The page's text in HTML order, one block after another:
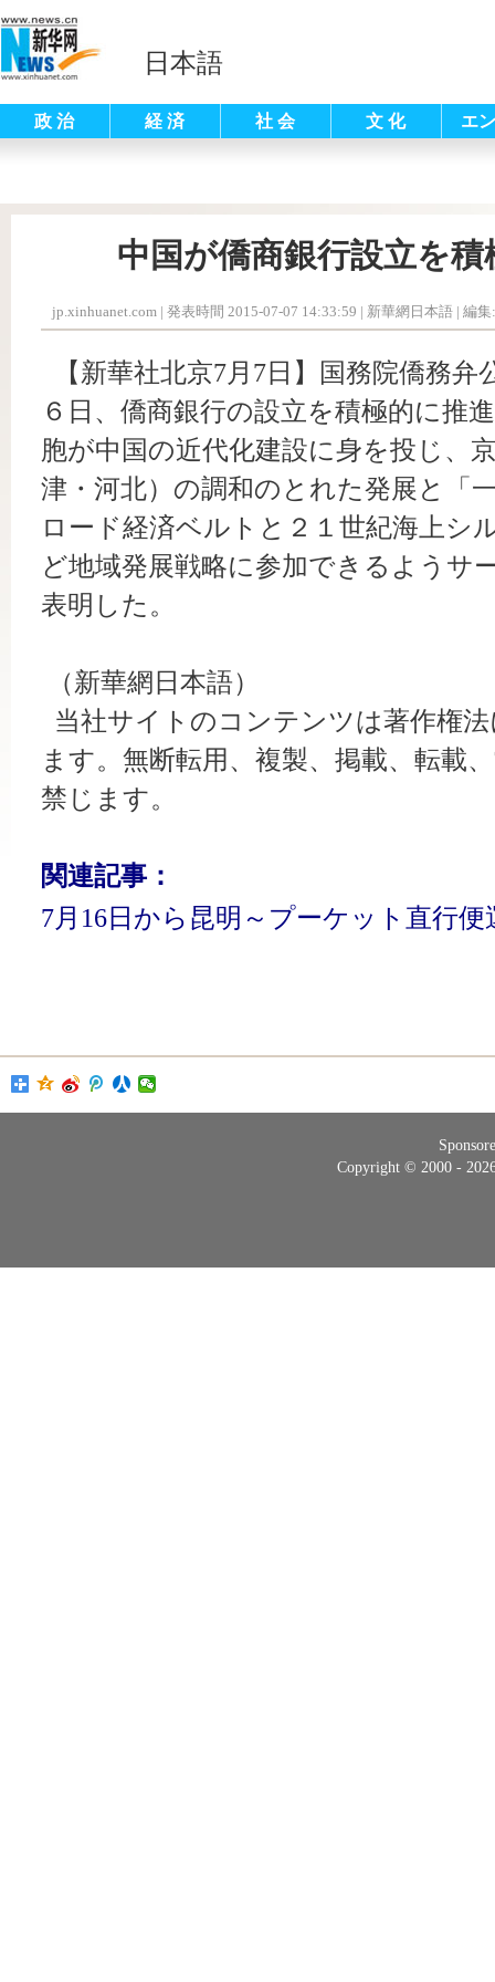
日本語
政 治 経 済 社 会 文 化 エ
中国が僑商銀行設立を
jp.xinhuanet.com | 発表時間 2015-07-07 14:33:59 | 新華網日本語 | 編集
【新華社北京7月7日】国務院僑務弁
６日、僑商銀行の設立を積極的に推
胞が中国の近代化建設に身を投じ、
津・河北）の調和のとれた発展と「
ロード経済ベルトと２１世紀海上シ
ど地域発展戦略に参加できるよう サ
表明した。
（新華網日本語）
当社サイトのコンテンツは著作権
ます。無断転用、複製、掲載、転載
禁じます。
関連記事：
7月16日から昆明～プーケット直行便
Copyright © 2000 -